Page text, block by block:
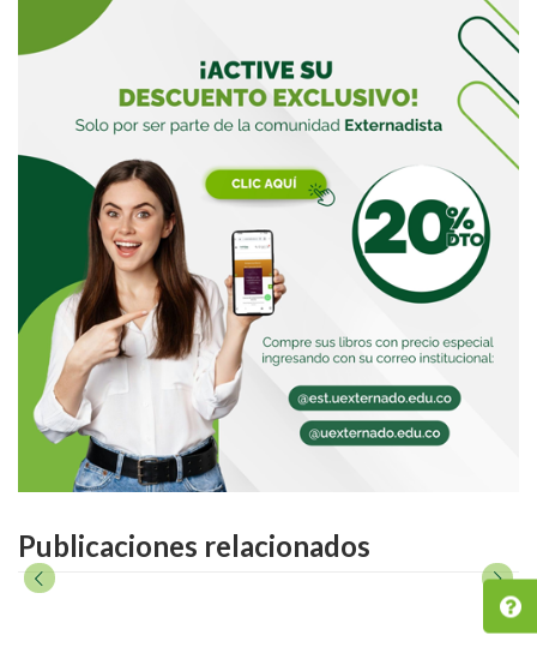
Publicaciones relacionados